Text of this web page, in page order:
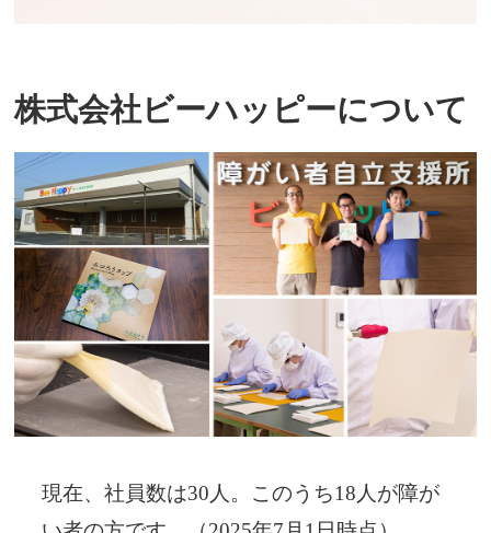
株式会社ビーハッピーについて
現在、社員数は30人。このうち18人が障が